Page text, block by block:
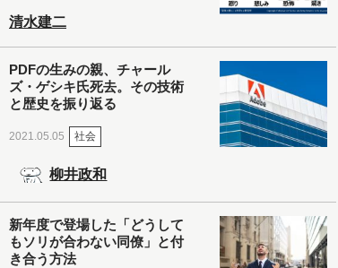
清水建二
PDFの生みの親、チャール
ズ・ゲシキ氏死去。その技術
と歴史を振り返る
2021.05.05 社会
柳井政和
新年度で登場した「どうして
もソリが合わない同僚」と付
き合う方法